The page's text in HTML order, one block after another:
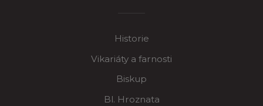
Historie
Vikariáty a farnosti
Biskup
Bl. Hroznata